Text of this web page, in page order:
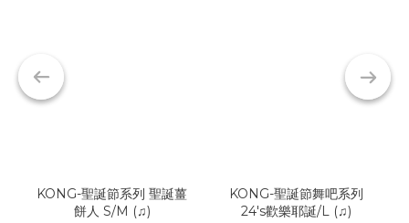
KONG-聖誕節系列 聖誕薑
餅人 S/M (♫)
KONG-聖誕節舞吧系列
24's歡樂耶誕/L (♫)